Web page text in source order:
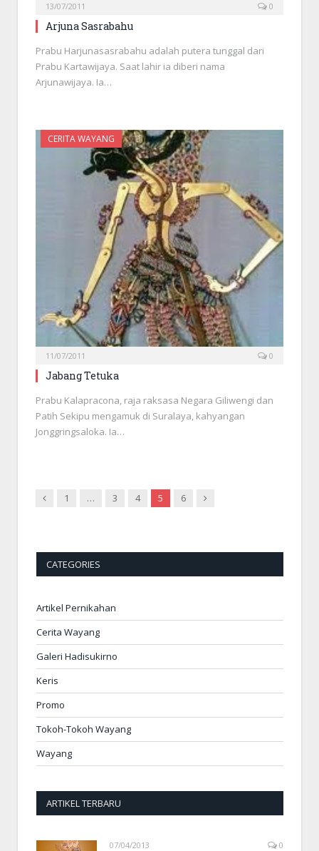
13/07/2011 0
Arjuna Sasrabahu
Prabu Harjunasasrabahu adalah putera tunggal dari
Prabu Kartawijaya. Saat lahir ia diberi nama
Arjunawijaya. Ia…
CERITA WAYANG
11/07/2011 0
Jabang Tetuka
Prabu Kalapracona, raja raksasa Negara Giliwengi dan
Patih Sekipu mengamuk di Suralaya, kahyangan
Jonggringsaloka. Ia…
Previous
1 … 3 4 5 6 Next
CATEGORIES
Artikel Pernikahan
Cerita Wayang
Galeri Hadisukirno
Keris
Promo
Tokoh-Tokoh Wayang
Wayang
ARTIKEL TERBARU
07/04/2013 0